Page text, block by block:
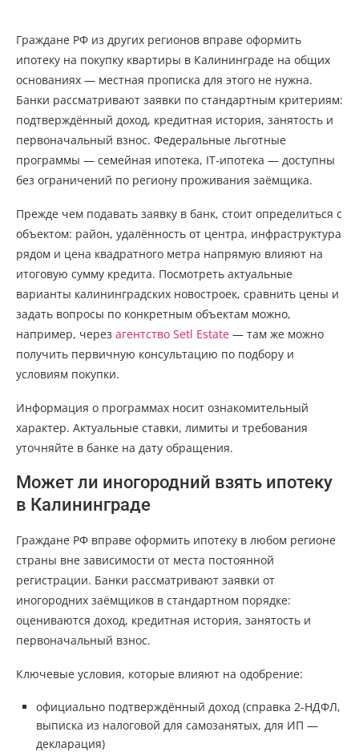
Граждане РФ из других регионов вправе оформить
ипотеку на покупку квартиры в Калининграде на общих
основаниях — местная прописка для этого не нужна.
Банки рассматривают заявки по стандартным критериям:
подтверждённый доход, кредитная история, занятость и
первоначальный взнос. Федеральные льготные
программы — семейная ипотека, IT-ипотека — доступны
без ограничений по региону проживания заёмщика.
Прежде чем подавать заявку в банк, стоит определиться с
объектом: район, удалённость от центра, инфраструктура
рядом и цена квадратного метра напрямую влияют на
итоговую сумму кредита. Посмотреть актуальные
варианты калининградских новостроек, сравнить цены и
задать вопросы по конкретным объектам можно,
например, через агентство Setl Estate — там же можно
получить первичную консультацию по подбору и
условиям покупки.
Информация о программах носит ознакомительный
характер. Актуальные ставки, лимиты и требования
уточняйте в банке на дату обращения.
Может ли иногородний взять ипотеку
в Калининграде
Граждане РФ вправе оформить ипотеку в любом регионе
страны вне зависимости от места постоянной
регистрации. Банки рассматривают заявки от
иногородних заёмщиков в стандартном порядке:
оцениваются доход, кредитная история, занятость и
первоначальный взнос.
Ключевые условия, которые влияют на одобрение:
официально подтверждённый доход (справка 2-НДФЛ,
выписка из налоговой для самозанятых, для ИП —
декларация)